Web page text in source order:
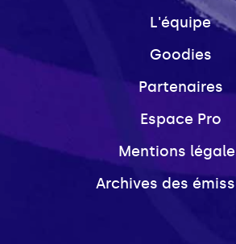
L'équipe
Goodies
Partenaires
Espace Pro
Mentions
Archives des